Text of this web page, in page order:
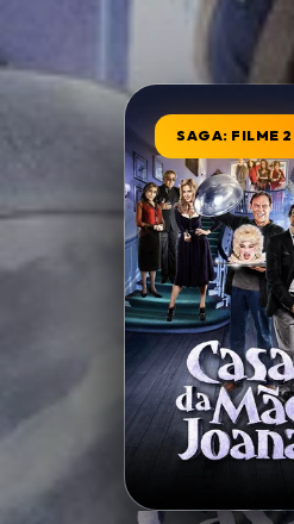
Minha Lista
Pesquisar
SAGA: FILME 2